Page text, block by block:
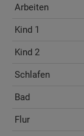
Arbeiten
Kind 1
Kind 2
Schlafen
Bad
Flur